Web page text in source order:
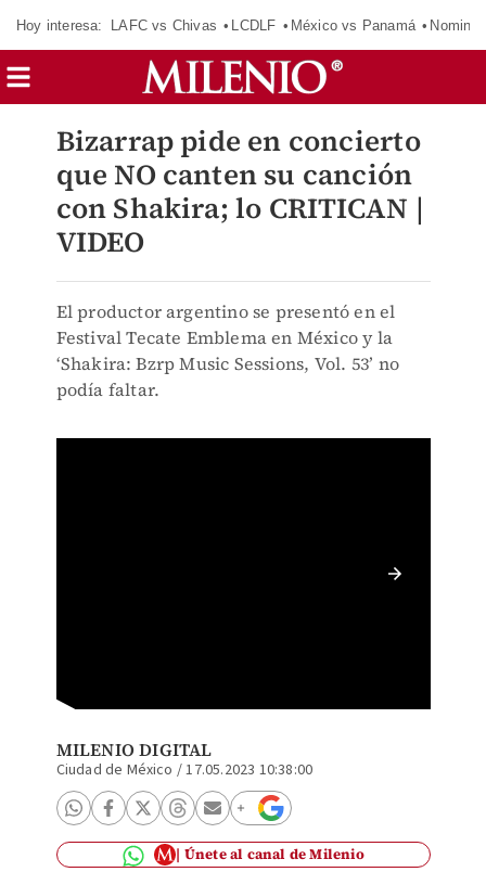
Hoy interesa: LAFC vs Chivas LCDLF México vs Panamá
Bizarrap pide en concierto
que NO canten su canción
con Shakira; lo CRITICAN |
VIDEO
El productor argentino se presentó en el
Festival Tecate Emblema en México y la
‘Shakira: Bzrp Music Sessions, Vol. 53’ no
podía faltar.
MILENIO DIGITAL
Ciudad de México /17.05.2023 10:38:00
Únete al canal de Milenio